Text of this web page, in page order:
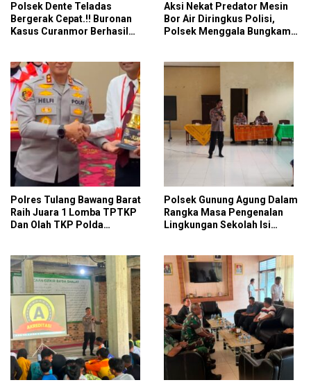
Polsek Dente Teladas
Bergerak Cepat.!! Buronan
Kasus Curanmor Berhasil
Aksi Nekat Predator Mesin
Bor Air Diringkus Polisi,
Polsek Menggala Bungkam
Polres Tulang Bawang Barat
Raih Juara 1 Lomba TPTKP
Dan Olah TKP Polda
Presisi
Polsek Gunung Agung Dalam
Rangka Masa Pengenalan
Lingkungan Sekolah Isi